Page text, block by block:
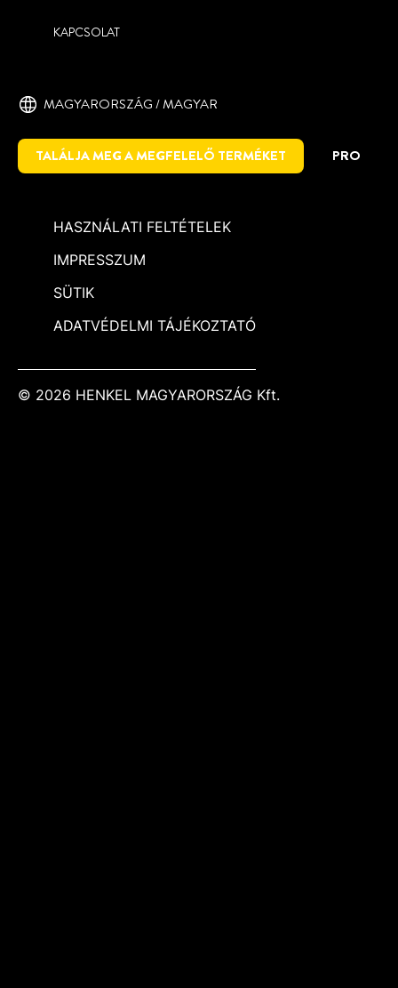
KAPCSOLAT
MAGYARORSZÁG / MAGYAR
TALÁLJA MEG A MEGFELELŐ TERMÉKET PRO
HASZNÁLATI FELTÉTELEK
IMPRESSZUM
SÜTIK
ADATVÉDELMI TÁJÉKOZTATÓ
© 2026 HENKEL MAGYARORSZÁG Kft.